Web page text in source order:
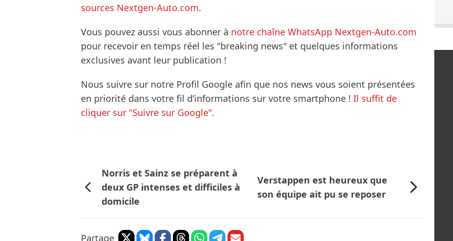
sources Nextgen-Auto.com.
Vous pouvez aussi vous abonner à notre chaîne WhatsApp Nextgen-Auto.com
pour recevoir en temps réel les "breaking news" et quelques informations
exclusives avant leur publication !
Nous suivre sur notre Profil Google afin que nos news vous soient présentées
en priorité dans votre fil d’informations sur votre smartphone ! Il suffit de
cliquer sur "Suivre sur Google".
Norris et Sainz se préparent à
deux GP intenses et difficiles à
domicile
Verstappen est heureux que
son équipe ait pu se reposer
Partage